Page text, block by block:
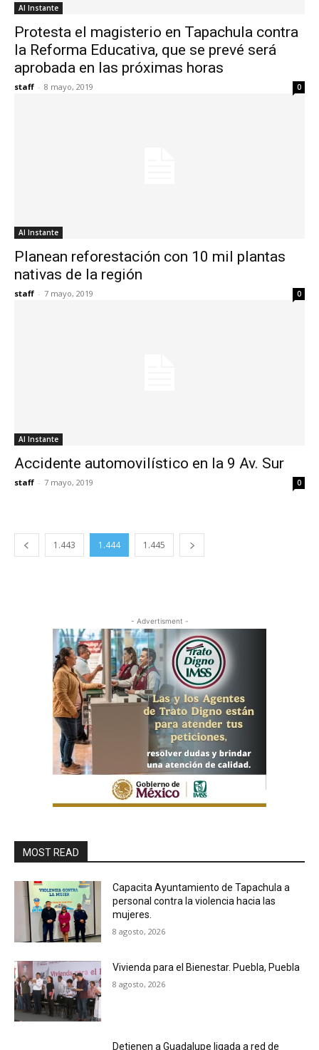
Al Instante
Protesta el magisterio en Tapachula contra
la Reforma Educativa, que se prevé será
aprobada en las próximas horas
staff - 8 mayo, 2019 0
Al Instante
Planean reforestación con 10 mil plantas
nativas de la región
staff - 7 mayo, 2019 0
Al Instante
Accidente automovilístico en la 9 Av. Sur
staff - 7 mayo, 2019 0
1.443 1.444 1.445
- Advertisment -
MOST READ
Capacita Ayuntamiento de Tapachula a
personal contra la violencia hacia las
mujeres.
8 agosto, 2026
Vivienda para el Bienestar. Puebla, Puebla
8 agosto, 2026
Detienen a Guadalupe ligada a red de